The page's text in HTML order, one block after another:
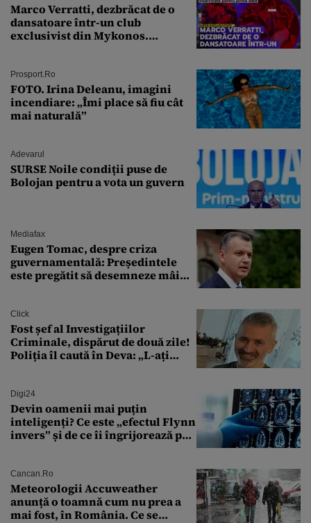
Marco Verratti, dezbrăcat de o
dansatoare într-un club
exclusivist din Mykonos.
Prosport.ro
FOTO. Irina Deleanu, imagini
incendiare: „Îmi place să fiu cât
mai naturală”
Adevarul
SURSE Noile condiții puse de
Bolojan pentru a vota un guvern
Mediafax
Eugen Tomac, despre criza
guvernamentală: Președintele
este pregătit să desemneze mâine
Click
Fost șef al Investigațiilor
Criminale, dispărut de două zile!
Poliția îl caută în Deva: „L-ați
Digi24
Devin oamenii mai puțin
inteligenți? Ce este „efectul Flynn
invers” și de ce îi îngrijorează pe
Cancan.ro
Meteorologii Accuweather
anunță o toamnă cum nu prea a
mai fost, în România. Ce se